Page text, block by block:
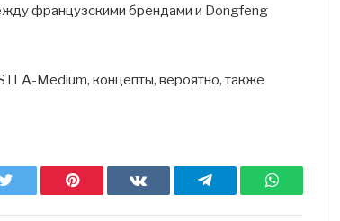
французскими брендами и Dongfeng
Medium, концепты, вероятно, также
Twitter Pinterest ВКонтактеTelegram WhatsApp